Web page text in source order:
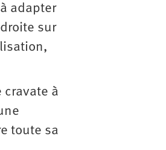
adapter
sur
cravate à
toute sa